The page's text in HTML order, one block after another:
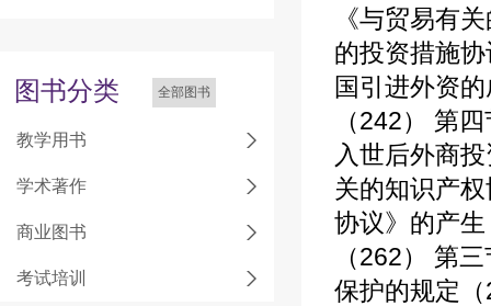
图书分类 全部图书
教学用书
学术著作
商业图书
考试培训
《与贸易有
的投资措施
国引进外资
（242） 第
入世后外商
关的知识产
协议》的产
（262） 第
保护的规定